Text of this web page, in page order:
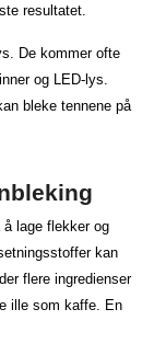
resultatet.
De kommer ofte
og LED-lys.
bleke tennene på
å lage flekker og
kan
flere ingredienser
ille som kaffe. En